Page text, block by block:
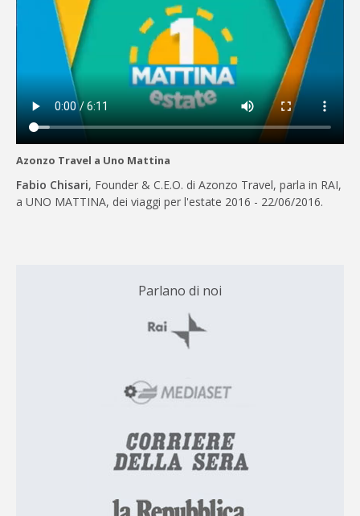
Azonzo Travel a Uno Mattina
Fabio Chisari, Founder & C.E.O. di Azonzo Travel, parla in RAI,
a UNO MATTINA, dei viaggi per l'estate 2016 - 22/06/2016.
Parlano di noi